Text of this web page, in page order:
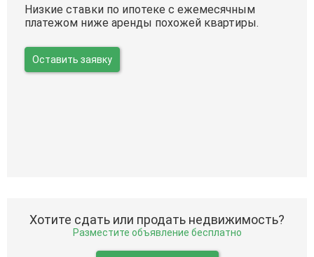
Низкие ставки по ипотеке с ежемесячным
платежом ниже аренды похожей квартиры.
Оставить заявку
Хотите сдать или продать недвижимость?
Разместите объявление бесплатно